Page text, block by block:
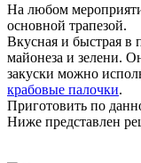
На любом
основной трапезой.
Вкусная и быстрая в
майонеза и зелени.
закуски можно
крабовые палочки.
Приготовить по
Ниже представлен